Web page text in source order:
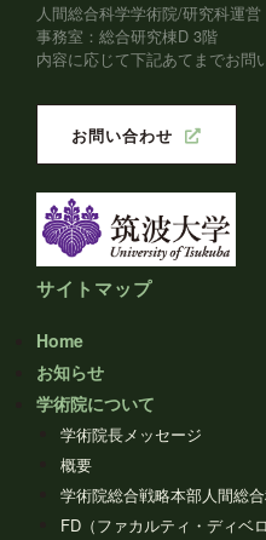
人間総合科学学術院/研究科運営
事務室：総合研究棟D 3階
内容に応じて下記あてまでお問
お問い合わせ
サイトマップ
Home
お知らせ
学術院について
学術院長メッセージ
概要
学術院総合戦略本部人間総
FD（ファカルティ・ディベ